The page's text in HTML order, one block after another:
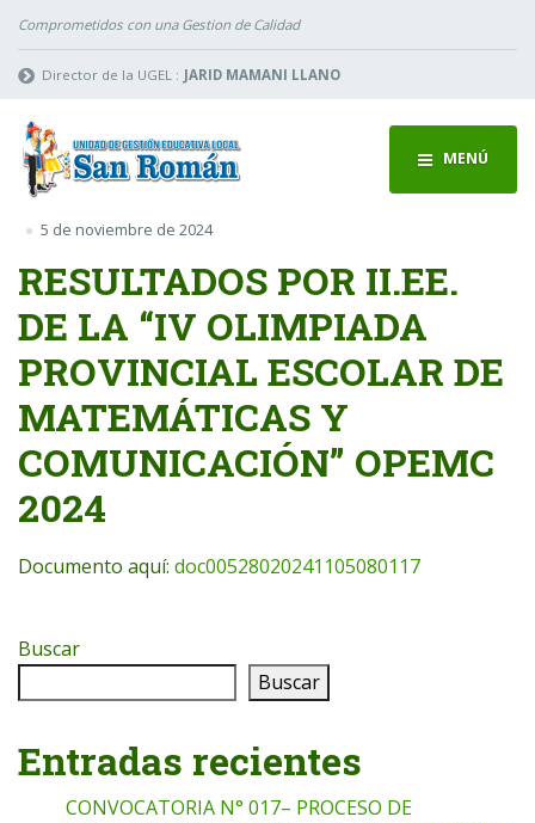
Comprometidos con una Gestion de Calidad
Director de la UGEL : JARID MAMANI LLANO
MENÚ
5 de noviembre de 2024
RESULTADOS POR II.EE.
DE LA “IV OLIMPIADA
PROVINCIAL ESCOLAR DE
MATEMÁTICAS Y
COMUNICACIÓN” OPEMC
2024
Documento aquí: doc00528020241105080117
Buscar
Buscar
Entradas recientes
CONVOCATORIA N° 017– PROCESO DE